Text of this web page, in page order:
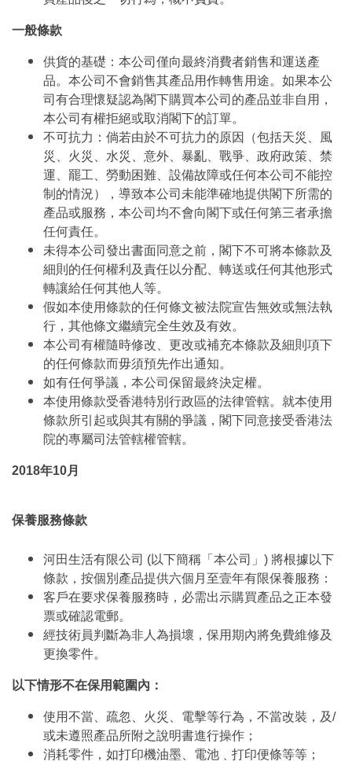
一般條款
供貨的基礎：本公司僅向最終消費者銷售和運送產
品。本公司不會銷售其產品用作轉售用途。如果本公
司有合理懷疑認為閣下購買本公司的產品並非自用，
本公司有權拒絕或取消閣下的訂單。
不可抗力：倘若由於不可抗力的原因（包括天災、風
災、火災、水災、意外、暴亂、戰爭、政府政策、禁
運、罷工、勞動困難、設備故障或任何本公司不能控
制的情況），導致本公司未能準確地提供閣下所需的
產品或服務，本公司均不會向閣下或任何第三者承擔
任何責任。
未得本公司發出書面同意之前，閣下不可將本條款及
細則的任何權利及責任以分配、轉送或任何其他形式
轉讓給任何其他人等。
假如本使用條款的任何條文被法院宣告無效或無法執
行，其他條文繼續完全生效及有效。
本公司有權隨時修改、更改或補充本條款及細則項下
的任何條款而毋須預先作出通知。
如有任何爭議，本公司保留最終決定權。
本使用條款受香港特別行政區的法律管轄。就本使用
條款所引起或與其有關的爭議，閣下同意接受香港法
院的專屬司法管轄權管轄。
2018年10月
保養服務條款
河田生活有限公司 (以下簡稱「本公司」) 將根據以下
條款，按個別產品提供六個月至壹年有限保養服務：
客戶在要求保養服務時，必需出示購買產品之正本發
票或確認電郵。
經技術員判斷為非人為損壞，保用期內將免費維修及
更換零件。
以下情形不在保用範圍內：
使用不當、疏忽、火災、電擊等行為，不當改裝，及/
或未遵照產品所附之說明書進行操作；
消耗零件，如打印機油墨、電池﹑打印便條等等；